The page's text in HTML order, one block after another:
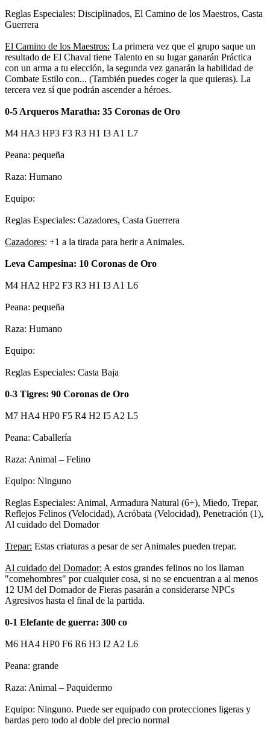
Reglas Especiales: Disciplinados, El Camino de los Maestros, Casta
Guerrera
El Camino de los Maestros: La primera vez que el grupo saque un
resultado de El Chaval tiene Talento en su lugar ganarán Práctica
con un arma a tu elección, la segunda vez ganarán la habilidad de
Combate Estilo con... (También puedes coger la que quieras). La
tercera vez sí que podrán ascender a héroes.
0-5 Arqueros Maratha: 35 Coronas de Oro
M4 HA3 HP3 F3 R3 H1 I3 A1 L7
Peana: pequeña
Raza: Humano
Equipo:
Reglas Especiales: Cazadores, Casta Guerrera
Cazadores: +1 a la tirada para herir a Animales.
Leva Campesina: 10 Coronas de Oro
M4 HA2 HP2 F3 R3 H1 I3 A1 L6
Peana: pequeña
Raza: Humano
Equipo:
Reglas Especiales: Casta Baja
0-3 Tigres: 90 Coronas de Oro
M7 HA4 HP0 F5 R4 H2 I5 A2 L5
Peana: Caballería
Raza: Animal – Felino
Equipo: Ninguno
Reglas Especiales: Animal, Armadura Natural (6+), Miedo, Trepar,
Reflejos Felinos (Velocidad), Acróbata (Velocidad), Penetración (1),
Al cuidado del Domador
Trepar: Estas criaturas a pesar de ser Animales pueden trepar.
Al cuidado del Domador: A estos grandes felinos no los llaman
"comehombres" por cualquier cosa, si no se encuentran a al menos
12 UM del Domador de Fieras pasarán a considerarse NPCs
Agresivos hasta el final de la partida.
0-1 Elefante de guerra: 300 co
M6 HA4 HP0 F6 R6 H3 I2 A2 L6
Peana: grande
Raza: Animal – Paquidermo
Equipo: Ninguno. Puede ser equipado con protecciones ligeras y
bardas pero todo al doble del precio normal